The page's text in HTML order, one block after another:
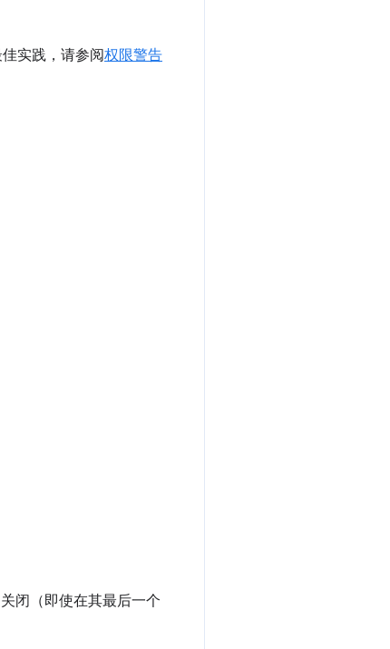
实践，请参阅权限警告
闭（即使在其最后一个